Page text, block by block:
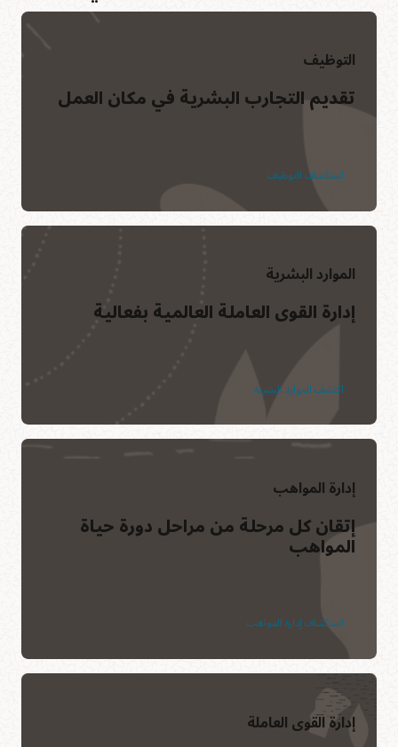
التوظيف
تقديم التجارب البشرية في مكان العمل
استكشاف التوظيف
الموارد البشرية
إدارة القوى العاملة العالمية بفعالية
اكتشف الموارد البشرية
إدارة المواهب
إتقان كل مرحلة من مراحل دورة حياة
المواهب
استكشاف إدارة المواهب
إدارة القوى العاملة